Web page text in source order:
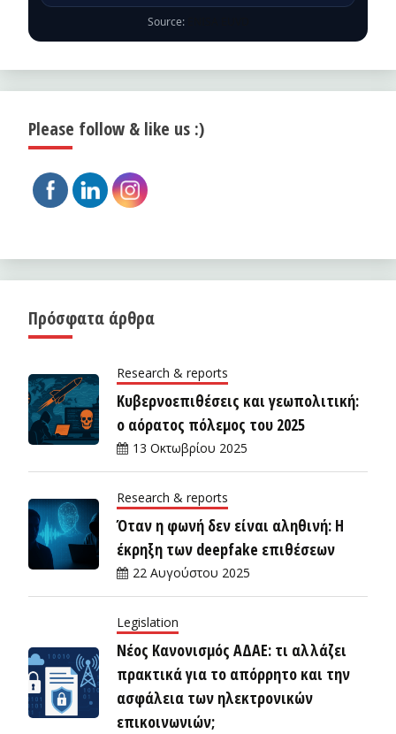
Source:
Please follow & like us :)
Πρόσφατα άρθρα
Research & reports
Κυβερνοεπιθέσεις και γεωπολιτική:
ο αόρατος πόλεμος του 2025
13 Οκτωβρίου 2025
Research & reports
Όταν η φωνή δεν είναι αληθινή: Η
έκρηξη των deepfake επιθέσεων
22 Αυγούστου 2025
Legislation
Νέος Κανονισμός ΑΔΑΕ: τι αλλάζει
πρακτικά για το απόρρητο και την
ασφάλεια των ηλεκτρονικών
επικοινωνιών;